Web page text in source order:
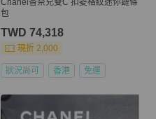
Chanel香奈兒雙C 扣菱格紋迷你鏈條
包
TWD 74,318
現折 2,000
狀況尚可 香港 免運